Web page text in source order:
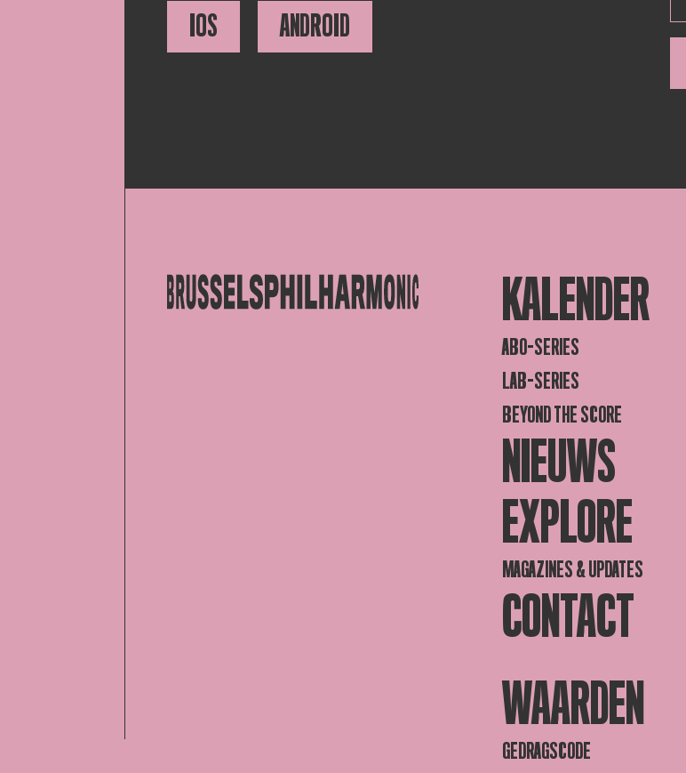
IOS ANDROID
KALENDER
ABO-SERIES
LAB-SERIES
BEYOND THE SCORE
NIEUWS
EXPLORE
MAGAZINES & UPDATES
CONTACT
WAARDEN
GEDRAGSCODE